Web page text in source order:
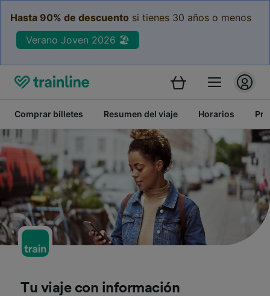
Hasta 90% de descuento si tienes 30 años o menos
Verano Joven 2026 🏖️
Comprar billetes Resumen del viaje Horarios
Tu viaje con información